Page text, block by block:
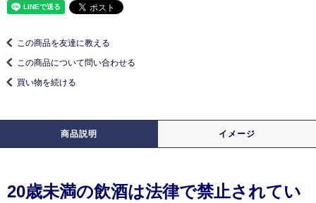
この商品を友達に教える
この商品について問い合わせる
買い物を続ける
商品説明 イメージ
20歳未満の飲酒は法律で禁止されてい